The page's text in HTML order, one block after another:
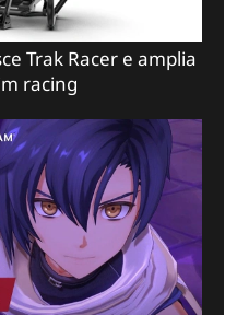
Trak Racer e amplia
racing